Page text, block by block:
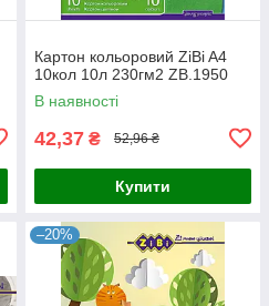
Картон кольоровий ZiBi A4
10кол 10л 230гм2 ZB.1950
В наявності
42,37 ₴ 52,96 ₴
Купити
–20%